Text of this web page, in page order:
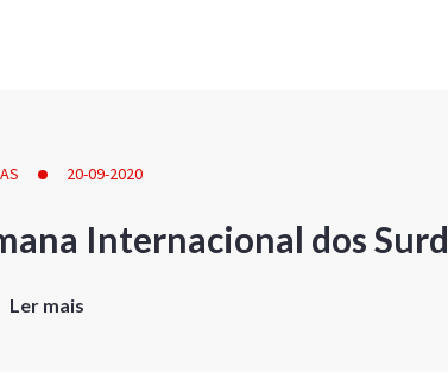
20-09-2020
Internacional dos
Ler mais